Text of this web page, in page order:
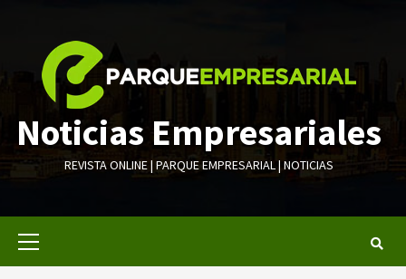
contenido
Noticias Empresariales
REVISTA ONLINE | PARQUE EMPRESARIAL | NOTICIAS